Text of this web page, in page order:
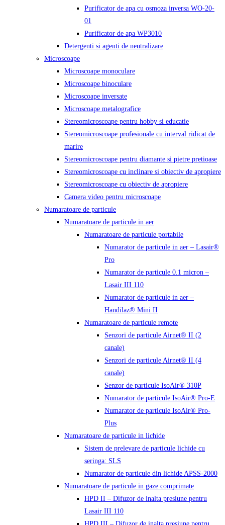
Purificator de apa cu osmoza inversa WO-20-
01
Purificator de apa WP3010
Detergenti si agenti de neutralizare
Microscoape
Microscoape monoculare
Microscoape binoculare
Microscoape inversate
Microscoape metalografice
Stereomicroscoape pentru hobby si educatie
Stereomicroscoape profesionale cu interval ridicat de
marire
Stereomicroscoape pentru diamante si pietre pretioase
Stereomicroscoape cu inclinare si obiectiv de apropiere
Stereomicroscoape cu obiectiv de apropiere
Camera video pentru microscoape
Numaratoare de particule
Numaratoare de particule in aer
Numaratoare de particule portabile
Numarator de particule in aer – Lasair®
Pro
Numarator de particule 0.1 micron –
Lasair III 110
Numarator de particule in aer –
Handilaz® Mini II
Numaratoare de particule remote
Senzori de particule Airnet® II (2
canale)
Senzori de particule Airnet® II (4
canale)
Senzor de particule IsoAir® 310P
Numarator de particule IsoAir® Pro-E
Numarator de particule IsoAir® Pro-
Plus
Numaratoare de particule in lichide
Sistem de prelevare de particule lichide cu
seringa: SLS
Numarator de particule din lichide APSS-2000
Numaratoare de particule in gaze comprimate
HPD II – Difuzor de inalta presiune pentru
Lasair III 110